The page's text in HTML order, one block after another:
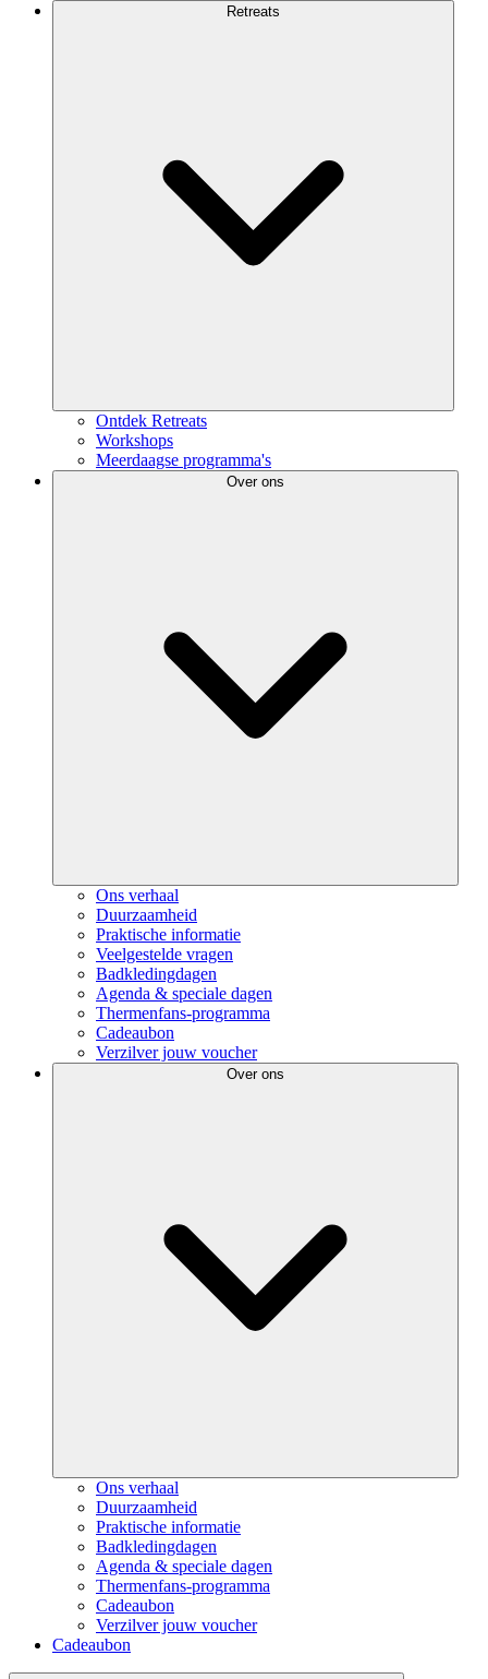
Retreats
Ontdek Retreats
Workshops
Meerdaagse programma's
Over ons
Ons verhaal
Duurzaamheid
Praktische informatie
Veelgestelde vragen
Badkledingdagen
Agenda & speciale dagen
Thermenfans-programma
Cadeaubon
Verzilver jouw voucher
Over ons
Ons verhaal
Duurzaamheid
Praktische informatie
Badkledingdagen
Agenda & speciale dagen
Thermenfans-programma
Cadeaubon
Verzilver jouw voucher
Cadeaubon